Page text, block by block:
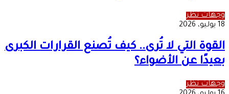
وجهات نظر
18 يوليو، 2026
القوة التي لا تُرى.. كيف تُصنع القرارات الكبرى
بعيدًا عن الأضواء؟
وجهات نظر